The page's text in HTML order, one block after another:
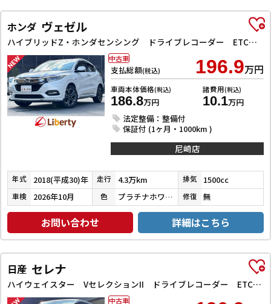
ホンダ ヴェゼル
ハイブリッドZ・ホンダセンシング ドライブレコーダー ETC バックカメラ オートクルーズコントロール レーンアシスト 衝突被害軽減システム ナビ TV オートライト LEDヘッドランプ アルミホイール スマートキー 電動格納ミラー
支払総額(税込) 196.9万円
車両本体価格(税込)
186.8万円
諸費用(税込)
10.1万円
法定整備：整備付
保証付 (1ヶ月・1000km )
中古車
尼崎店
年式 2018(平成30)年 走行 4.3万km 排気 1500cc
車検 2026年10月 色 プラチナホワイトパール 修復 無
お問い合わせ 詳細はこちら
日産 セレナ
ハイウェイスター VセレクションII ドライブレコーダー ETC バックカメラ サイドカメラ ナビ TV クリアランスソナー オートクルーズコントロール パークアシスト 衝突被害軽減システム 両側電動スライドドア オートライト
中古車